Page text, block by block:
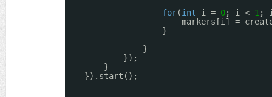
for(int i = 0; i < 1 ;
markers[i] =
}
}
});
}
}).start();